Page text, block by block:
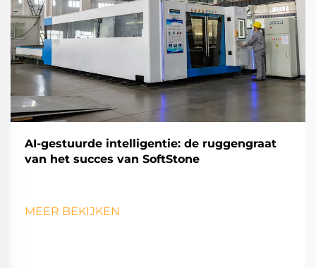
AI-gestuurde intelligentie: de ruggengraat
van het succes van SoftStone
MEER BEKIJKEN